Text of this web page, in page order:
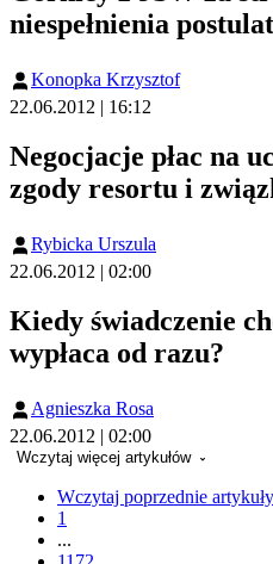
niespełnienia
Konopka Krzysztof
22.06.2012 | 16:12
Negocjacje płac na
zgody resortu i
Rybicka Urszula
22.06.2012 | 02:00
Kiedy świadczenie
wypłaca od razu?
Agnieszka Rosa
22.06.2012 | 02:00
Wczytaj więcej artykułów
Wczytaj poprzednie artykuły
1
...